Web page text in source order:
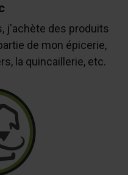
j'achète des produits
de mon épicerie,
la quincaillerie, etc.